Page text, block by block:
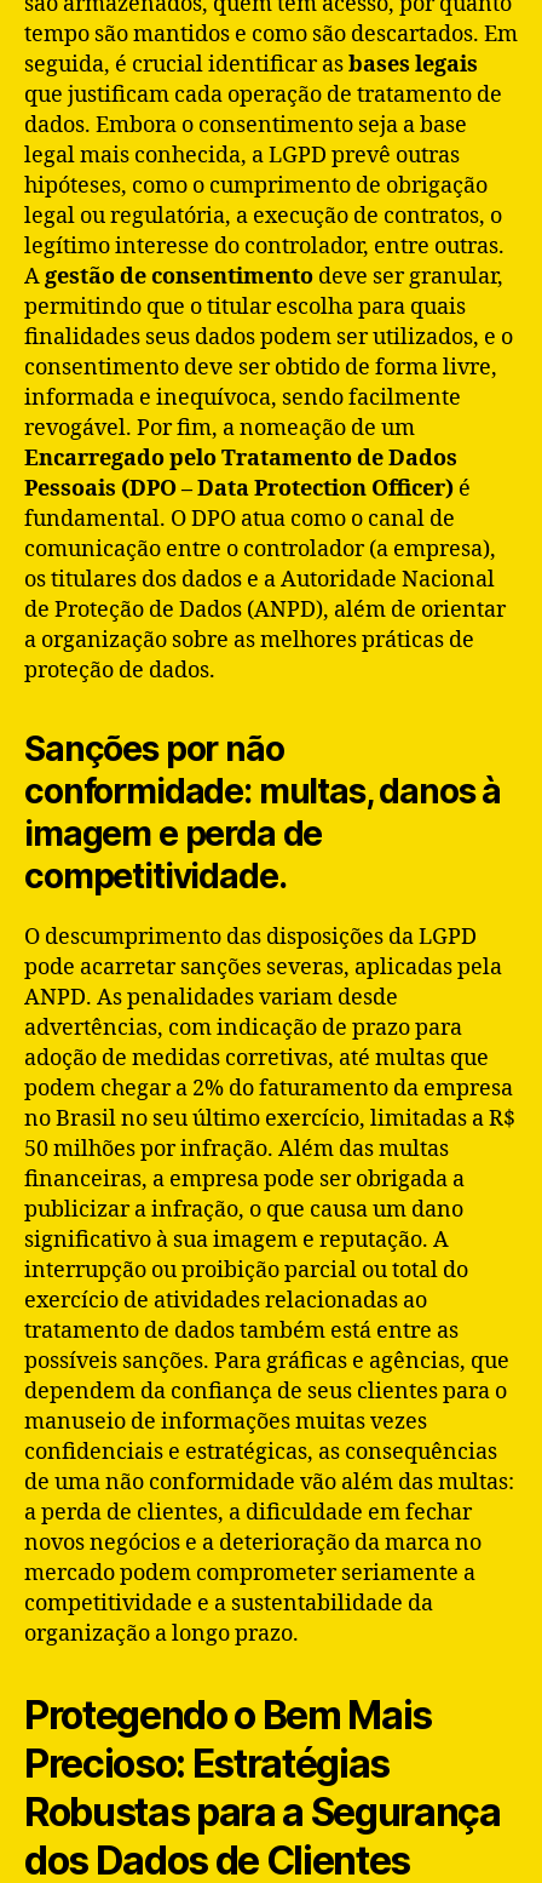
tempo são mantidos e como são descartados. Em
seguida, é crucial identificar asbases legais
que justificam cada operação de tratamento de
dados. Embora o consentimento seja a base
legal mais conhecida, a LGPD prevê outras
hipóteses, como o cumprimento de obrigação
legal ou regulatória, a execução de contratos, o
legítimo interesse do controlador, entre outras.
Agestão de consentimento deve ser granular,
permitindo que o titular escolha para quais
finalidades seus dados podem ser utilizados, e o
consentimento deve ser obtido de forma livre,
informada e inequívoca, sendo facilmente
revogável. Por fim, a nomeação de um
Encarregado pelo Tratamento de Dados
Pessoais (DPO – Data Protection Officer) é
fundamental. O DPO atua como o canal de
comunicação entre o controlador (a empresa),
os titulares dos dados e a Autoridade Nacional
de Proteção de Dados (ANPD), além de orientar
a organização sobre as melhores práticas de
proteção de dados.
Sanções por não
conformidade: multas, danos à
imagem e perda de
competitividade.
O descumprimento das disposições da LGPD
pode acarretar sanções severas, aplicadas pela
ANPD. As penalidades variam desde
advertências, com indicação de prazo para
adoção de medidas corretivas, até multas que
podem chegar a 2% do faturamento da empresa
no Brasil no seu último exercício, limitadas a R$
50 milhões por infração. Além das multas
financeiras, a empresa pode ser obrigada a
publicizar a infração, o que causa um dano
significativo à sua imagem e reputação. A
interrupção ou proibição parcial ou total do
exercício de atividades relacionadas ao
tratamento de dados também está entre as
possíveis sanções. Para gráficas e agências, que
dependem da confiança de seus clientes para o
manuseio de informações muitas vezes
confidenciais e estratégicas, as consequências
de uma não conformidade vão além das multas:
a perda de clientes, a dificuldade em fechar
novos negócios e a deterioração da marca no
mercado podem comprometer seriamente a
competitividade e a sustentabilidade da
organização a longo prazo.
Protegendo o Bem Mais
Precioso: Estratégias
Robustas para a Segurança
dos Dados de Clientes